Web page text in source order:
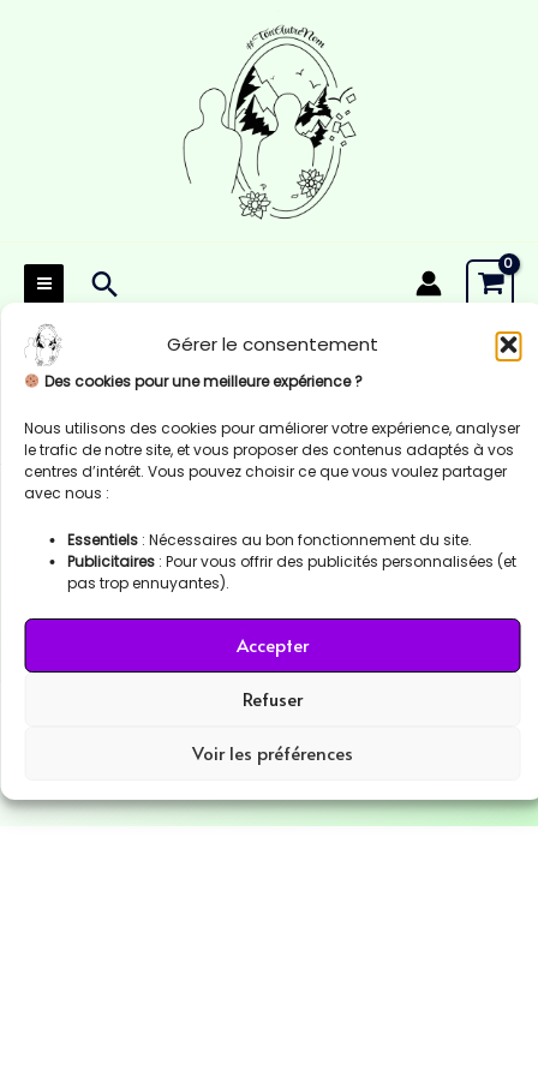
Gérer le consentement
Des cookies pour une meilleure expérience ?
Nous utilisons des cookies pour améliorer votre expérience, analyser
le trafic de notre site, et vous proposer des contenus adaptés à vos
centres d’intérêt. Vous pouvez choisir ce que vous voulez partager
avec nous :
Essentiels : Nécessaires au bon fonctionnement du site.
Publicitaires : Pour vous offrir des publicités personnalisées (et
pas trop ennuyantes).
Accepter
Refuser
Voir les préférences
Rechercher